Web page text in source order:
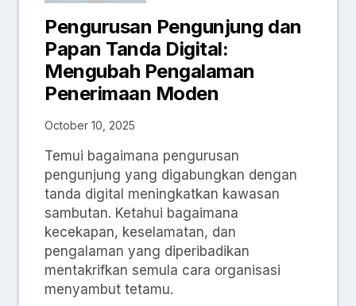
Pengurusan Pengunjung dan
Papan Tanda Digital:
Mengubah Pengalaman
Penerimaan Moden
October 10, 2025
Temui bagaimana pengurusan
pengunjung yang digabungkan dengan
tanda digital meningkatkan kawasan
sambutan. Ketahui bagaimana
kecekapan, keselamatan, dan
pengalaman yang diperibadikan
mentakrifkan semula cara organisasi
menyambut tetamu.